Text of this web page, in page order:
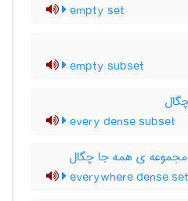
empty set
empty subset
every dense subset
ی همه جا چگال
everywhere dense set